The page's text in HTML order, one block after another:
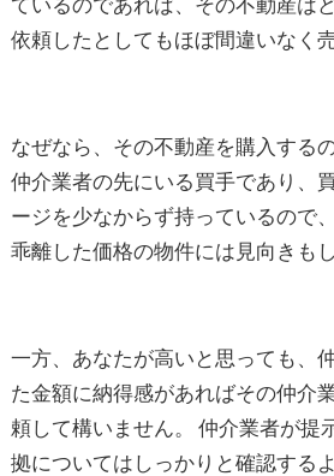
依頼したとしてもほぼ間違いなく売
なぜなら、その不動産を購入する
仲介業者の先にいる買手であり、
ージを少なからず持っているので
乖離した価格の物件には見向きも
一方、あなたが高いと思っても、
た金額に納得感があればその仲介
頼して構いません。 仲介業者が提
拠についてはしっかりと確認する